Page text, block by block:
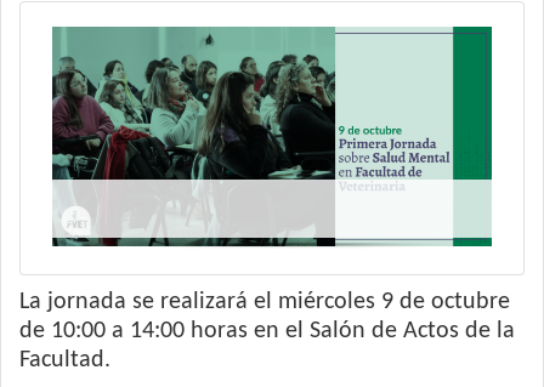
La jornada se realizará el miércoles 9 de octubre
de 10:00 a 14:00 horas en el Salón de Actos de la
Facultad.